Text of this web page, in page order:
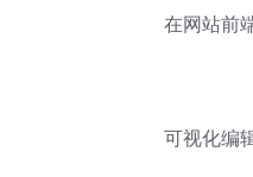
在网站前
可视化编